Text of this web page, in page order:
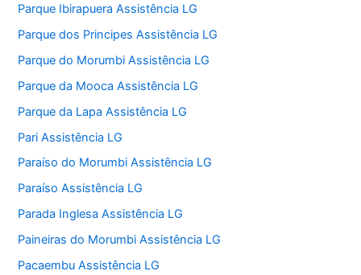
Parque Ibirapuera Assistência LG
Parque dos Principes Assistência LG
Parque do Morumbi Assistência LG
Parque da Mooca Assistência LG
Parque da Lapa Assistência LG
Pari Assistência LG
Paraíso do Morumbi Assistência LG
Paraíso Assistência LG
Parada Inglesa Assistência LG
Paineiras do Morumbi Assistência LG
Pacaembu Assistência LG